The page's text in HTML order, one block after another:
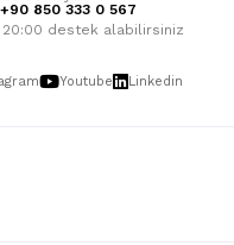
850 333 0 567
destek alabilirsiniz
Youtube Linkedin